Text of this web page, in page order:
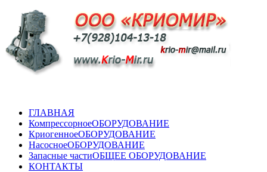
ГЛАВНАЯ
КомпрессорноеОБОРУДОВАНИЕ
КриогенноеОБОРУДОВАНИЕ
НасосноеОБОРУДОВАНИЕ
Запасные частиОБЩЕЕ ОБОРУДОВАНИЕ
КОНТАКТЫ